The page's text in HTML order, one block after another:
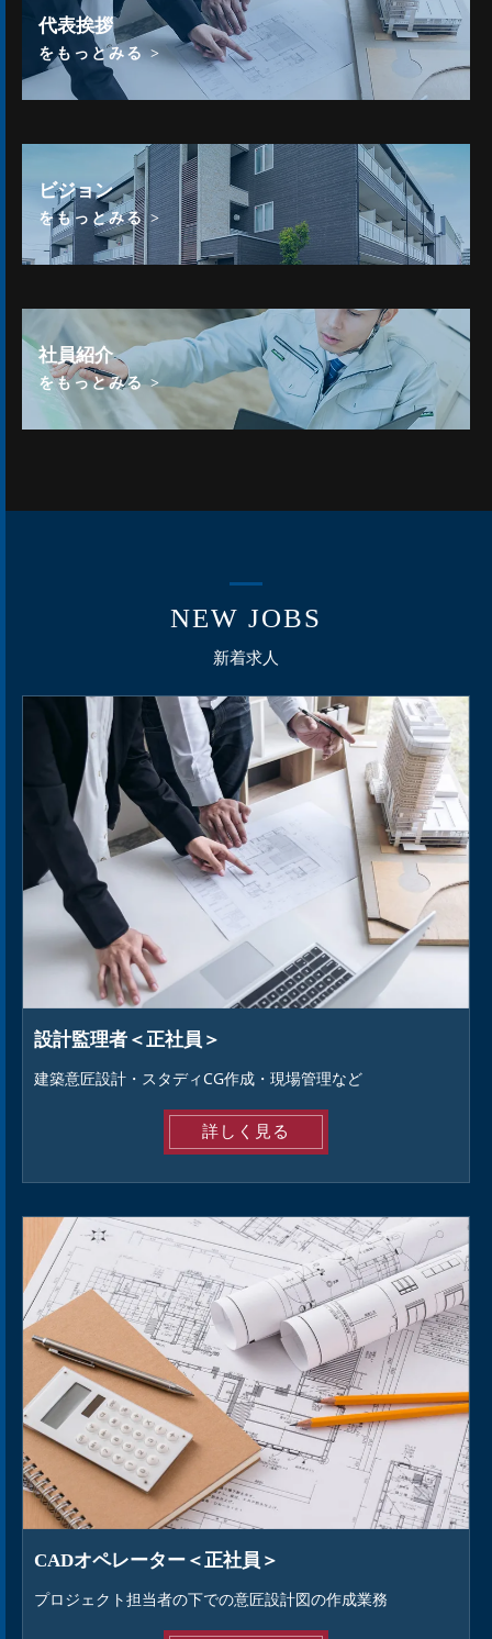
代表挨拶
をもっとみる >
ビジョン
をもっとみる >
社員紹介
をもっとみる >
新着求人
NEW JOBS
設計監理者＜正社員＞
建築意匠設計・スタディCG作成・現場管理など
詳しく見る
CADオペレーター＜正社員＞
プロジェクト担当者の下での意匠設計図の作成業務